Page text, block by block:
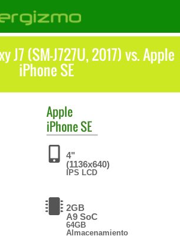
J7 (SM-J727U, 2017) vs. Apple
iPhone SE
Apple
iPhone SE
4"
(1136x640)
IPS LCD
2GB
A9 SoC
64GB
Almacenamiento